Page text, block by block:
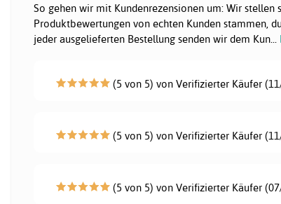
So gehen wir mit Kundenrezensionen um: Wir stellen
Produktbewertungen von echten Kunden stammen,
jeder ausgelieferten Bestellung senden wir dem Kun
(5 von 5) von Verifizierter Käufer
(5 von 5) von Verifizierter Käufer
(5 von 5) von Verifizierter Käufer